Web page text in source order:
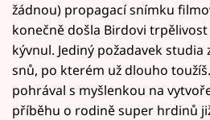
žádnou) propagací snímku
konečně došla Birdovi
kývnul. Jediný požadavek studia
snů, po kterém už dlouho
pohrával s myšlenkou na
příběhu o rodině super hrdinů